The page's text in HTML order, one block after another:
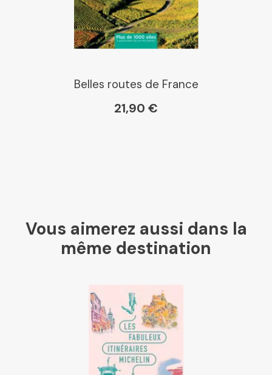
Belles routes de France
21,90 €
Vous aimerez aussi dans la
même destination